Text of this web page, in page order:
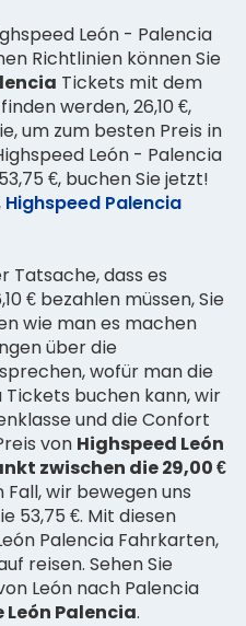
León - Palencia
Richtlinien können Sie
Tickets mit dem
werden, 26,10 €,
um zum besten Preis in
León - Palencia
€, buchen Sie jetzt!
Highspeed Palencia
Tatsache, dass es
€ bezahlen müssen, Sie
wie man es machen
über die
wofür man die
Tickets buchen kann, wir
und die Confort
von Highspeed León
zwischen die 29,00 €
Fall, wir bewegen uns
53,75 €. Mit diesen
Palencia Fahrkarten,
reisen. Sehen Sie
León nach Palencia
Palencia.